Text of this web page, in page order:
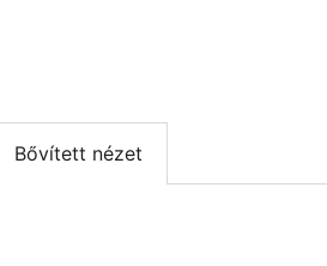
Bővített nézet